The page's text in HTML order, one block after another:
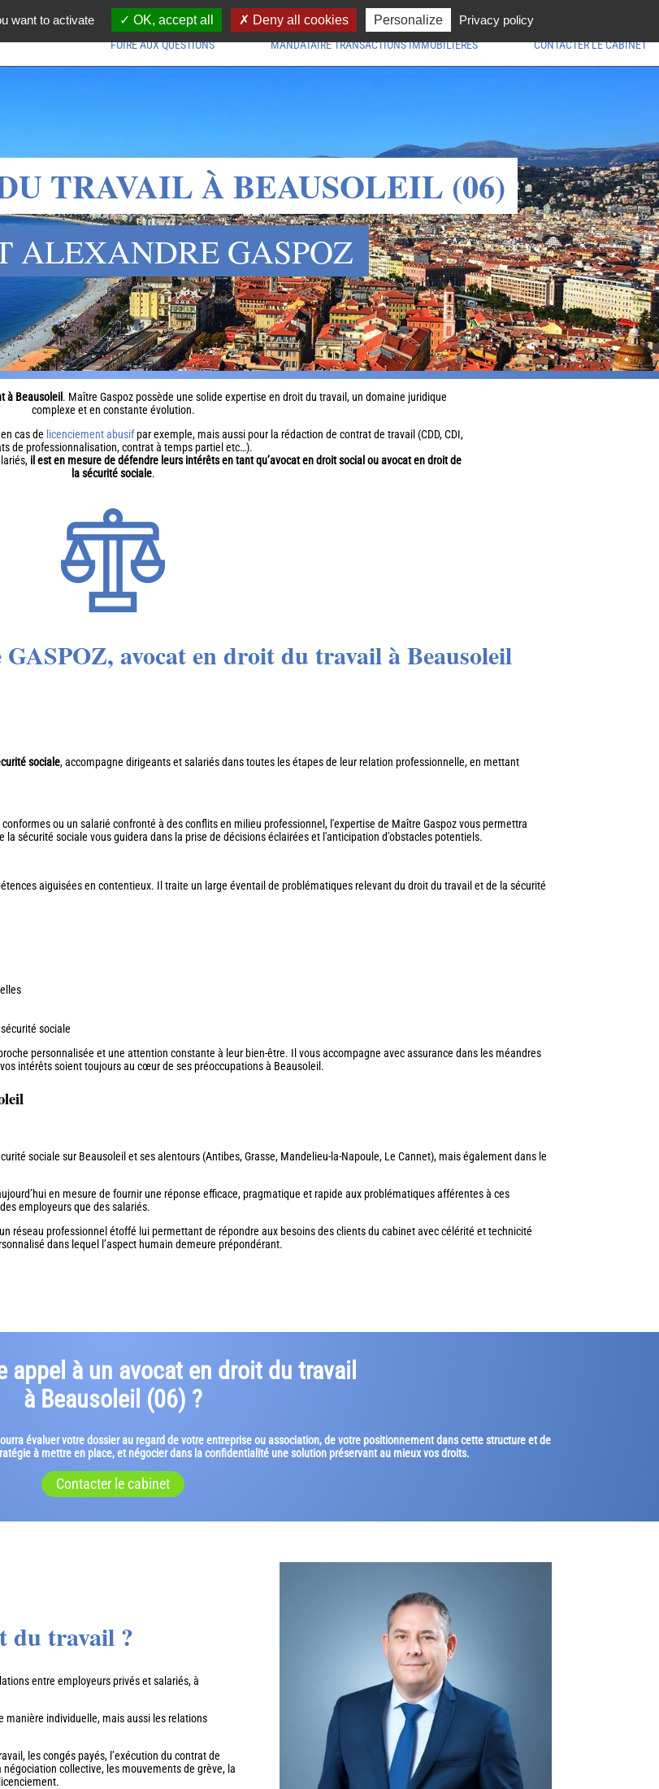
FOIRE AUX QUESTIONS MANDATAIRE TRANSACTIONS IMMOBILIÈRES CONTACTER LE CABINET
TRAVAIL À BEAUSOLEIL (06)
ALEXANDRE GASPOZ
à Beausoleil . Maître Gaspoz possède une solide expertise en droit du travail, un domaine juridique
complexe et en constante évolution.
cas de licenciement abusifpar exemple, mais aussi pour la rédaction de contrat de travail (CDD, CDI,
de professionnalisation, contrat à temps partiel etc…).
il est en mesure de défendre leurs intérêts en tant qu’avocat en droit social ou avocat en droit de
la sécurité sociale.
avocat en droit du travail à Beausoleil
sociale, accompagne dirigeants et salariés dans toutes les étapes de leur relation professionnelle, en mettant
ou un salarié confronté à des conflits en milieu professionnel, l'expertise de Maître Gaspoz vous permettra
sécurité sociale vous guidera dans la prise de décisions éclairées et l'anticipation d’obstacles potentiels.
aiguisées en contentieux. Il traite un large éventail de problématiques relevant du droit du travail et de la sécurité
sociale
personnalisée et une attention constante à leur bien-être. Il vous accompagne avec assurance dans les méandres
intérêts soient toujours au cœur de ses préoccupations à Beausoleil.
sociale sur Beausoleil et ses alentours (Antibes, Grasse, Mandelieu-la-Napoule, Le Cannet), mais également dans le
en mesure de fournir une réponse efficace, pragmatique et rapide aux problématiques afférentes à ces
employeurs que des salariés.
réseau professionnel étoffé lui permettant de répondre aux besoins des clients du cabinet avec célérité et technicité
dans lequel l’aspect humain demeure prépondérant.
appel à un avocat en droit du travail
à Beausoleil (06) ?
évaluer votre dossier au regard de votre entreprise ou association, de votre positionnement dans cette structure et de
à mettre en place, et négocier dans la confidentialité une solution préservant au mieux vos droits.
Contacter le cabinet
du travail ?
entre employeurs privés et salariés, à
manière individuelle, mais aussi les relations
les congés payés, l’exécution du contrat de
collective, les mouvements de grève, la
want to activate OK, accept all Deny all cookies Personalize Privacy policy